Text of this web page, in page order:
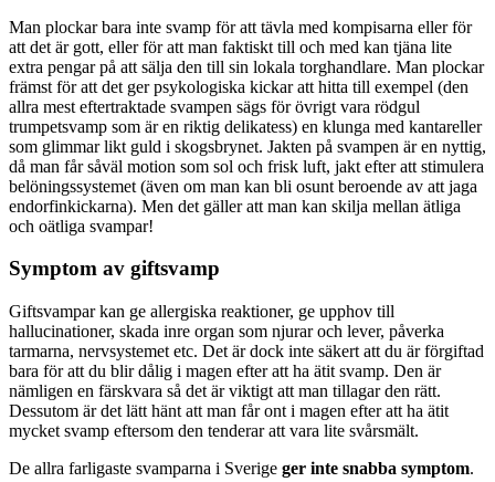
Man plockar bara inte svamp för att tävla med kompisarna eller för
att det är gott, eller för att man faktiskt till och med kan tjäna lite
extra pengar på att sälja den till sin lokala torghandlare. Man plockar
främst för att det ger psykologiska kickar att hitta till exempel (den
allra mest eftertraktade svampen sägs för övrigt vara rödgul
trumpetsvamp som är en riktig delikatess) en klunga med kantareller
som glimmar likt guld i skogsbrynet. Jakten på svampen är en nyttig,
då man får såväl motion som sol och frisk luft, jakt efter att stimulera
belöningssystemet (även om man kan bli osunt beroende av att jaga
endorfinkickarna). Men det gäller att man kan skilja mellan ätliga
och oätliga svampar!
Symptom av giftsvamp
Giftsvampar kan ge allergiska reaktioner, ge upphov till
hallucinationer, skada inre organ som njurar och lever, påverka
tarmarna, nervsystemet etc. Det är dock inte säkert att du är förgiftad
bara för att du blir dålig i magen efter att ha ätit svamp. Den är
nämligen en färskvara så det är viktigt att man tillagar den rätt.
Dessutom är det lätt hänt att man får ont i magen efter att ha ätit
mycket svamp eftersom den tenderar att vara lite svårsmält.
De allra farligaste svamparna i Sverige ger inte snabba symptom.